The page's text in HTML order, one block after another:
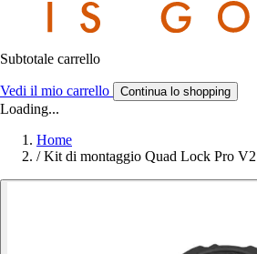
Subtotale carrello
Vedi il mio carrello Continua lo shopping
Loading...
Home
/ Kit di montaggio Quad Lock Pro V2